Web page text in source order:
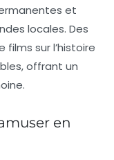
et
locales. Des
sur l’histoire
offrant un
en